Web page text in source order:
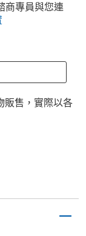
商專員與您連
販售，實際以各